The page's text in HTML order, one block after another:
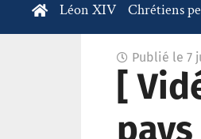
Léon XIV Chrétiens
Publié le 7
[